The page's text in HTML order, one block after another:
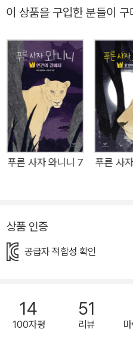
가 가족을 떠나 자신만의 무리
들의 도움으로 자신감을 되찾
며 성장한다. 타인의 시선을 벗
의 다른 동물들과 함께하는 법
향해 나아가는 어린이에게 든
들의 사랑에 힘입어 이어지고 있
현재까지 누적 판매 90만부를
했다. “지는 것은 부끄럽지 않아. 진짜 부끄러운 건 도망치는 거
야.” 새로운 세상을 향해 나아가
다. 1권에서 강렬한 인상을 남긴
라면 이번 주인공의 이름만으로
해하던 어린 아산테는 동생 ‘
부터 자신이 아산테 아저씨와
약하다는 것을 깨닫고 좌절하
이 상품을 구입한 분들이 구
푸른 사자 와니니 7 푸른 사
상품 인증
공급자 적합성 확인
14
100자평
51
리뷰